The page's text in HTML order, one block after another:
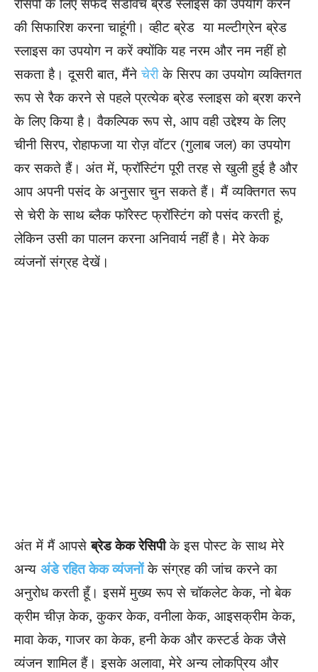
रेसिपी के लिए सफेद सैंडविच ब्रेड स्लाइस का उपयोग करने
की सिफारिश करना चाहूंगी। व्हीट ब्रेड या मल्टीग्रेन ब्रेड
स्लाइस का उपयोग न करें क्योंकि यह नरम और नम नहीं हो
सकता है। दूसरी बात, मैंनेचेरीके सिरप का उपयोग व्यक्तिगत
रूप से रैक करने से पहले प्रत्येक ब्रेड स्लाइस को ब्रश करने
के लिए किया है। वैकल्पिक रूप से, आप वही उद्देश्य के लिए
चीनी सिरप, रोहाफजा या रोज़ वॉटर (गुलाब जल) का उपयोग
कर सकते हैं। अंत में, फ्रॉस्टिंग पूरी तरह से खुली हुई है और
आप अपनी पसंद के अनुसार चुन सकते हैं। मैं व्यक्तिगत रूप
से चेरी के साथ ब्लैक फॉरेस्ट फ्रॉस्टिंग को पसंद करती हूं,
लेकिन उसी का पालन करना अनिवार्य नहीं है। मेरे केक
व्यंजनों संग्रह देखें।
अंत में मैं आपसेब्रेड केक रेसिपीके इस पोस्ट के साथ मेरे
अन्य अंडे रहित केक व्यंजनोंके संग्रह की जांच करने का
अनुरोध करती हूँ। इसमें मुख्य रूप से चॉकलेट केक, नो बेक
क्रीम चीज़ केक, कुकर केक, वनीला केक, आइसक्रीम केक,
मावा केक, गाजर का केक, हनी केक और कस्टर्ड केक जैसे
व्यंजन शामिल हैं। इसके अलावा, मेरे अन्य लोकप्रिय और